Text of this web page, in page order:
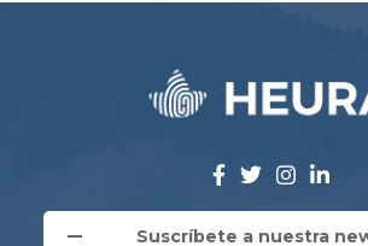
Suscríbete a nuestra